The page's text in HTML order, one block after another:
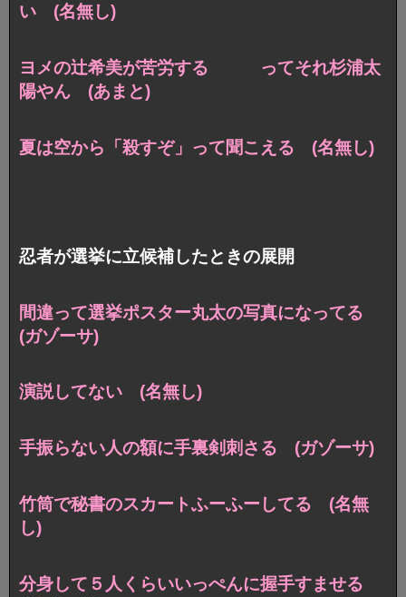
い (名無し)
ヨメの辻希美が苦労する ってそれ杉浦太
陽やん (あまと)
夏は空から「殺すぞ」って聞こえる (名無し)
忍者が選挙に立候補したときの展開
間違って選挙ポスター丸太の写真になってる
(ガゾーサ)
演説してない (名無し)
手振らない人の額に手裏剣刺さる (ガゾーサ)
竹筒で秘書のスカートふーふーしてる (名無
し)
分身して５人くらいいっぺんに握手すませる